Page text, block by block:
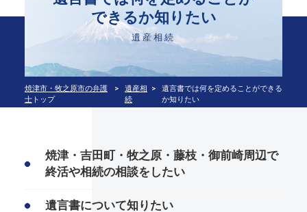
できるか知りたい
遺産相続
焼津市・牧之原市の弁護
士トップ
遺産相
続
遺言書では何を定めることができる
か知りたい
焼津・吉田町・牧之原・藤枝・御前崎周辺で
終活や相続の相談をしたい
遺言書について知りたい